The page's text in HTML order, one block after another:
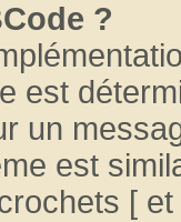
?
est
un
est
[